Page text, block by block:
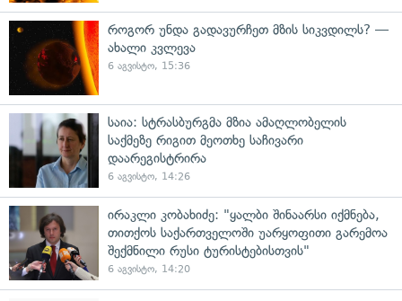
როგორ უნდა გადავურჩეთ მზის სიკვდილს? —
ახალი კვლევა
6 აგვისტო, 15:36
საია: სტრასბურგმა მზია ამაღლობელის
საქმეზე რიგით მეოთხე საჩივარი
დაარეგისტრირა
6 აგვისტო, 14:26
ირაკლი კობახიძე: "ყალბი შინაარსი იქმნება,
თითქოს საქართველოში უარყოფითი გარემოა
შექმნილი რუსი ტურისტებისთვის"
6 აგვისტო, 14:20